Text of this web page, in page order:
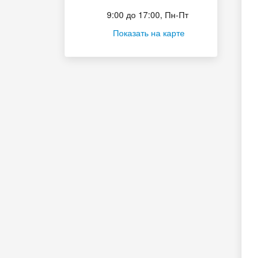
9:00 до 17:00, Пн-Пт
Показать на карте